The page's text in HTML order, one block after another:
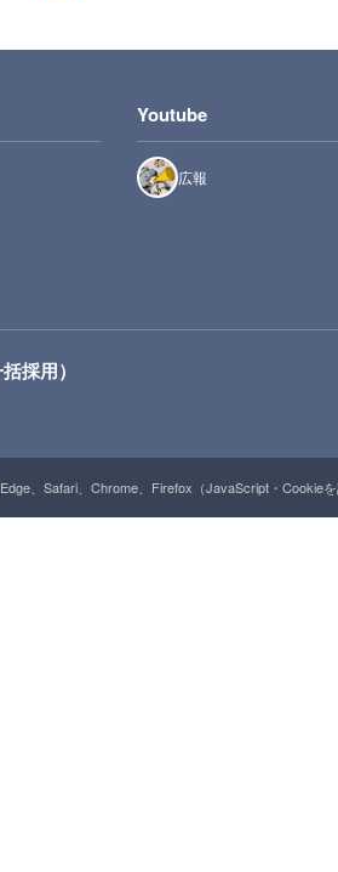
Youtube
広報
採用）
、Safari、Chrome、Firefox（JavaScript・Cookie